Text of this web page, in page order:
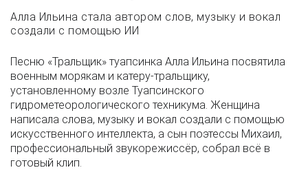
Алла Ильина стала автором слов, музыку и вокал
создали с помощью ИИ
Песню «Тральщик» туапсинка Алла Ильина посвятила
военным морякам и катеру-тральщику,
установленному возле Туапсинского
гидрометеорологического техникума. Женщина
написала слова, музыку и вокал создали с помощью
искусственного интеллекта, а сын поэтессы Михаил,
профессиональный звукорежиссёр, собрал всё в
готовый клип.